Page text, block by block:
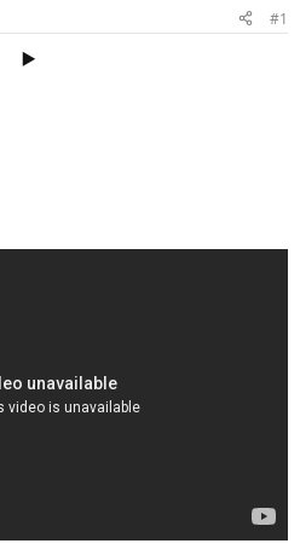
#1
▶️